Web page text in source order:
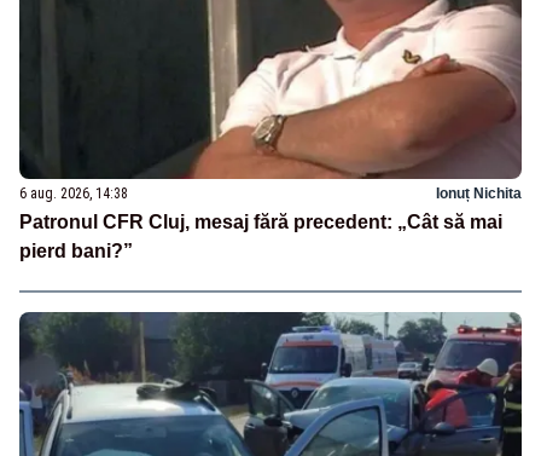
6 aug. 2026, 14:38 Ionuț Nichita
Patronul CFR Cluj, mesaj fără precedent: „Cât să mai
pierd bani?”